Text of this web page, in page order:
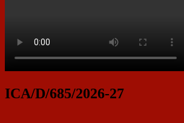
ICA/D/685/2026-27